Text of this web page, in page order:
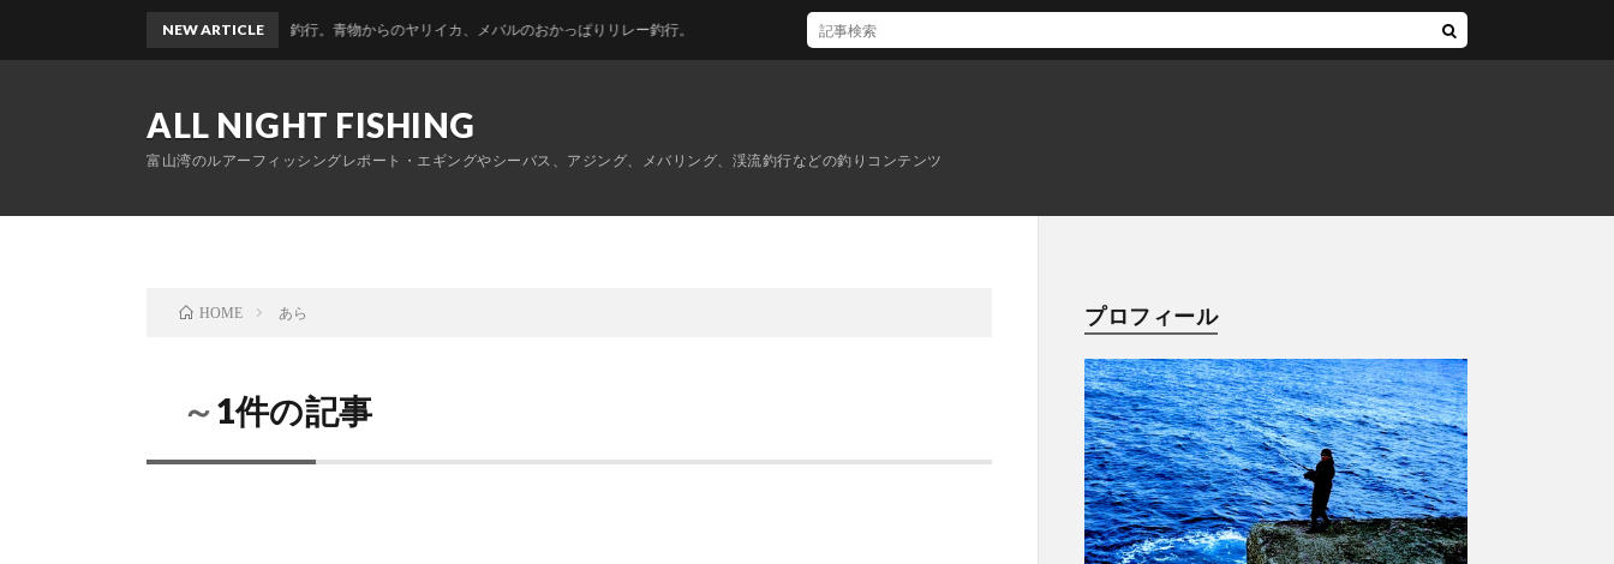
ALL NIGHT FISHING
富山湾のルアーフィッシングレポート・エギングやシーバス、アジング、メバリング、渓流釣行などの釣りコンテンツ
NEW ARTICLE
富山帰省釣行。青物からのヤリイカ、メバルのおかっぱりリレー釣行。
HOME あら
～1件の記事
プロフィール